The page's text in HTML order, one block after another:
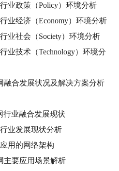
业政策（Policy）环境分析
业经济（Economy）环境分析
业社会（Society）环境分析
业技术（Technology）环境分
融合发展状况及解决方案分析
行业融合发展现状
业发展现状分析
用的网络架构
主要应用场景解析